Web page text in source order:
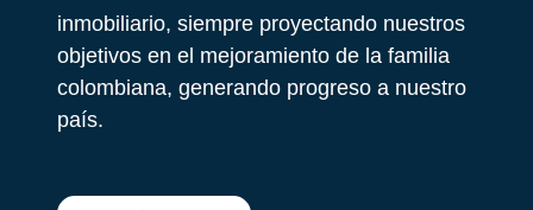
inmobiliario, siempre proyectando nuestros
objetivos en el mejoramiento de la familia
colombiana, generando progreso a nuestro
país.